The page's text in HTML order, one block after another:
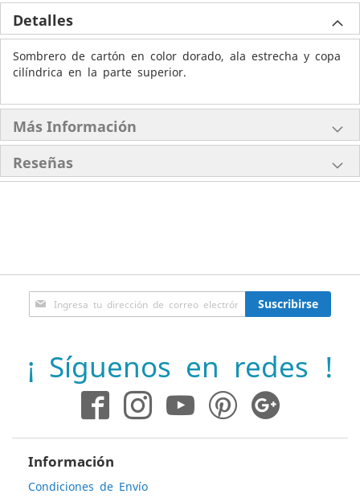
Detalles
Sombrero de cartón en color dorado, ala estrecha y copa
cilíndrica en la parte superior.
Más Información
Reseñas
Inscríbase
a
de
noticias:
Suscribirse
¡ Síguenos en redes !
Información
Condiciones de Envío